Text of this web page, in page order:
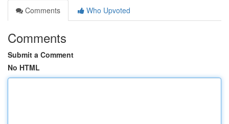
Comments
Who Upvoted
Comments
Submit a Comment
No HTML